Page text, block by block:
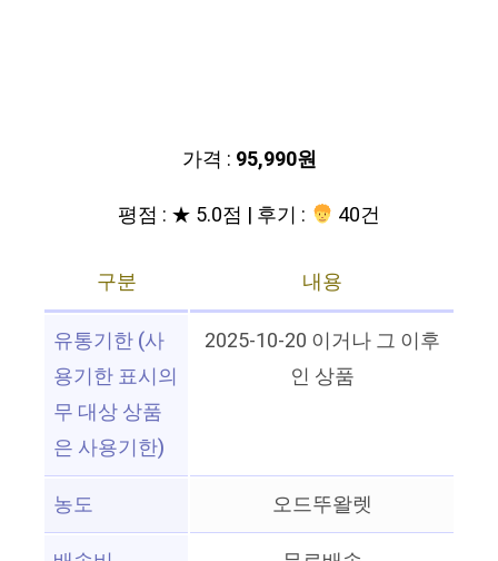
가격 : 95,990원
평점 : ★ 5.0점 | 후기 :
40건
구분
내용
유통기한 (사
용기한 표시의
무 대상 상품
은 사용기한)
2025-10-20 이거나 그 이후
인 상품
농도
오드뚜왈렛